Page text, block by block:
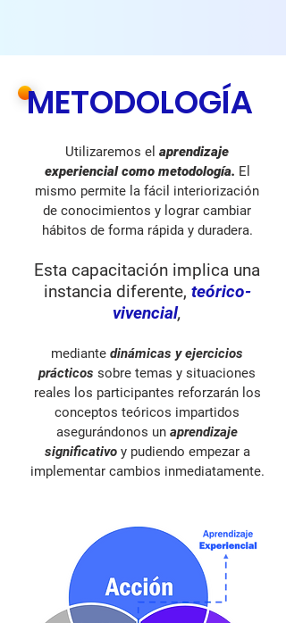
METODOLOGÍA
Utilizaremos el aprendizaje
experiencial como metodología. El
mismo permite la fácil interiorización
de conocimientos y lograr cambiar
hábitos de forma rápida y duradera.
Esta capacitación implica una
instancia diferente, teórico-
vivencial,
mediante dinámicas y ejercicios
prácticos sobre temas y situaciones
reales los participantes reforzarán los
conceptos teóricos impartidos
asegurándonos un aprendizaje
significativo y pudiendo empezar a
implementar cambios inmediatamente.